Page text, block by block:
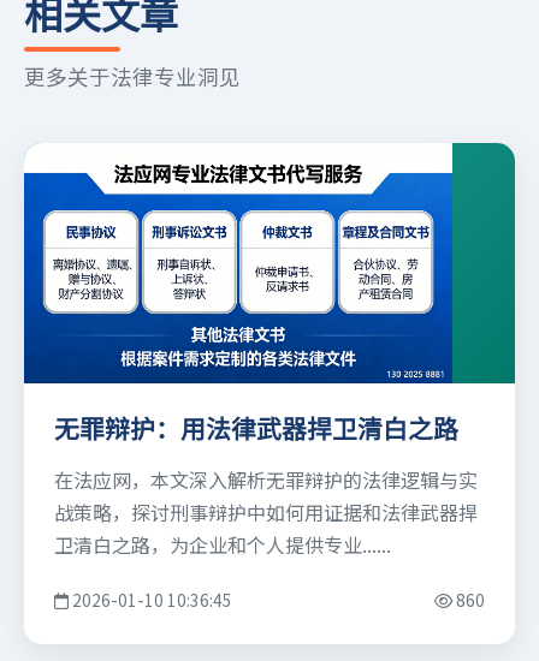
相关文章
更多关于法律专业洞见
无罪辩护：用法律武器捍卫清白之路
在法应网，本文深入解析无罪辩护的法律逻辑与实
战策略，探讨刑事辩护中如何用证据和法律武器捍
卫清白之路，为企业和个人提供专业......
2026-01-10 10:36:45 860